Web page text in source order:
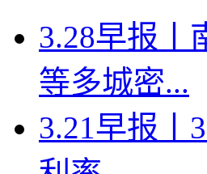
3.28早报丨
等多城密...
3.21早报丨